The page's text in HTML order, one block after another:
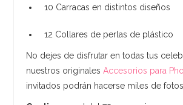
10 Carracas en distintos diseños
12 Collares de perlas de plástico
No dejes de disfrutar en todas tus
nuestros originalesAccesorios para
invitados podrán hacerse miles de